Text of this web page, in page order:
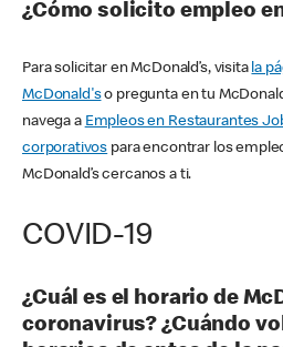
¿Cómo solicito empleo
Para solicitar en McDonald’s, visita la
McDonald'so pregunta en tu
navega a Empleos en Restaurantes
corporativos para encontrar los
McDonald’s cercanos a ti.
COVID-19
¿Cuál es el horario de
coronavirus? ¿Cuándo